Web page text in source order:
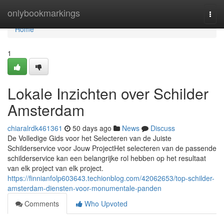
onlybookmarkings
Home
Home
1
Lokale Inzichten over Schilder
Amsterdam
chiaralrdk461361 50 days ago News
Discuss
De Volledige Gids voor het Selecteren van de Juiste
Schilderservice voor Jouw ProjectHet selecteren van de passende
schilderservice kan een belangrijke rol hebben op het resultaat
van elk project van elk project.
https://finnianfolp603643.techionblog.com/42062653/top-schilder-
amsterdam-diensten-voor-monumentale-panden
Comments
Who Upvoted